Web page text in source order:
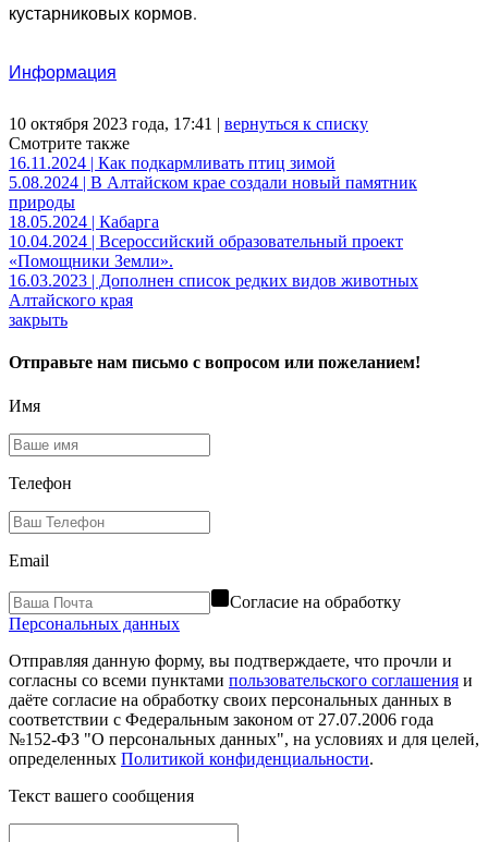
кустарниковых кормов.
Информация
10 октября 2023 года, 17:41 | вернуться к списку
Смотрите также
16.11.2024 | Как подкармливать птиц зимой
5.08.2024 | В Алтайском крае создали новый памятник
природы
18.05.2024 | Кабарга
10.04.2024 | Всероссийский образовательный проект
«Помощники Земли».
16.03.2023 | Дополнен список редких видов животных
Алтайского края
закрыть
Отправьте нам письмо с вопросом или пожеланием!
Имя
Телефон
Email
Согласие на обработку
Персональных данных
Отправляя данную форму, вы подтверждаете, что прочли и
согласны со всеми пунктами пользовательского соглашения и
даёте согласие на обработку своих персональных данных в
соответствии с Федеральным законом от 27.07.2006 года
№152-ФЗ "О персональных данных", на условиях и для целей,
определенных Политикой конфиденциальности.
Текст вашего сообщения